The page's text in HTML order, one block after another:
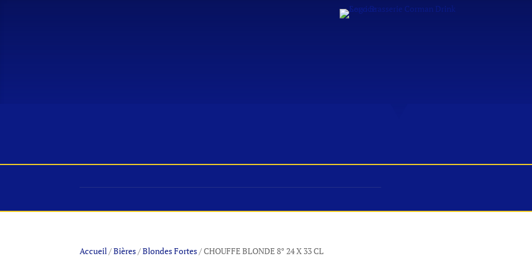
Accueil /Bières /Blondes Fortes / CHOUFFE BLONDE 8° 24 X 33 CL